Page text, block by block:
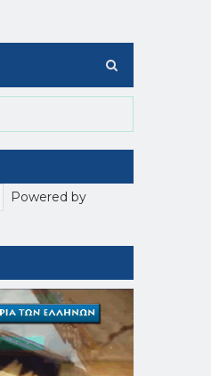
Powered by